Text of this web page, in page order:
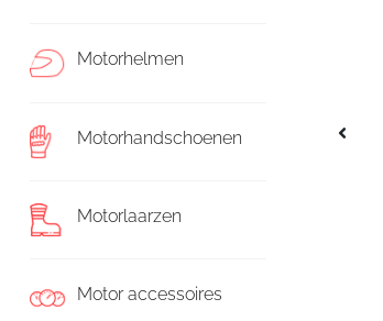
Motorhelmen
Motorhandschoenen
Motorlaarzen
Motor accessoires